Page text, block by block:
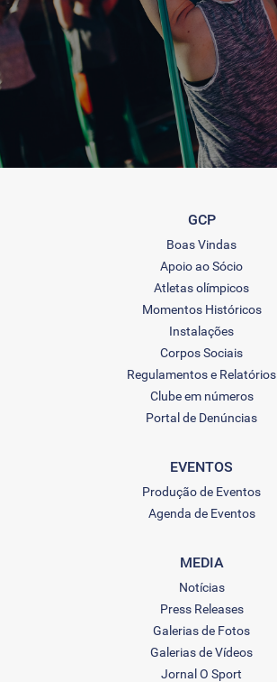
GCP
Boas Vindas
Apoio ao Sócio
Atletas olímpicos
Momentos Históricos
Instalações
Corpos Sociais
Regulamentos e Relatórios
Clube em números
Portal de Denúncias
EVENTOS
Produção de Eventos
Agenda de Eventos
MEDIA
Notícias
Press Releases
Galerias de Fotos
Galerias de Vídeos
Jornal O Sport